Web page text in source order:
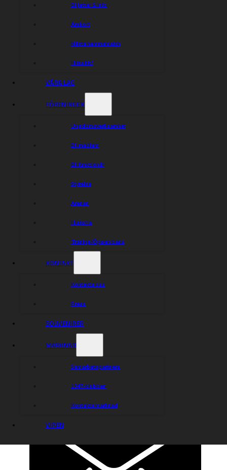
Biljetter & Info
Årskort
Nästa hemmamatch
Hitta hit!
VÅRA LAG
FÖRENINGEN
Ungdomsverksamhet
Bli medlem
Bli funktionär
Styrelse
Arenan
Historia
Träning/Öppen bana
KONTAKT
Kontakta oss
Press
SOUVENIRER
MARKNAD
Samarbetspartners
1947-klubben
Kontakta marknad
VIPEN